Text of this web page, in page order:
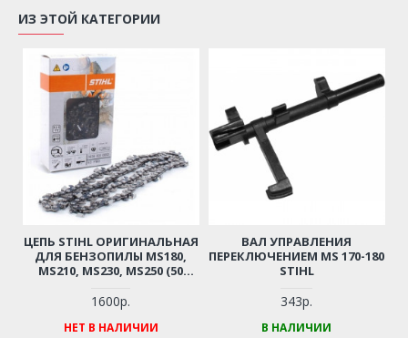
ИЗ ЭТОЙ КАТЕГОРИИ
ЦЕПЬ STIHL ОРИГИНАЛЬНАЯ
ДЛЯ БЕНЗОПИЛЫ MS180,
MS210, MS230, MS250 (50
1600р.
НЕТ В НАЛИЧИИ
ВАЛ УПРАВЛЕНИЯ
ПЕРЕКЛЮЧЕНИЕМ MS 170-180
STIHL
343р.
В НАЛИЧИИ